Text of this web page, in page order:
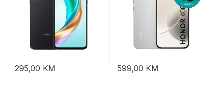
295,00 KM 599,00 KM